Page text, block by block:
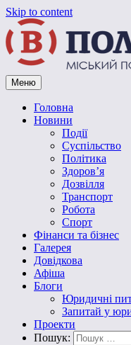
Skip to content
Vpoltave.info
Полтавський портал
Меню
Головна
Новини
Події
Суспільство
Політика
Здоров’я
Дозвілля
Транспорт
Робота
Спорт
Фінанси та бізнес
Галерея
Довідкова
Афіша
Блоги
Юридичні
Запитай у
Проекти
Пошук: